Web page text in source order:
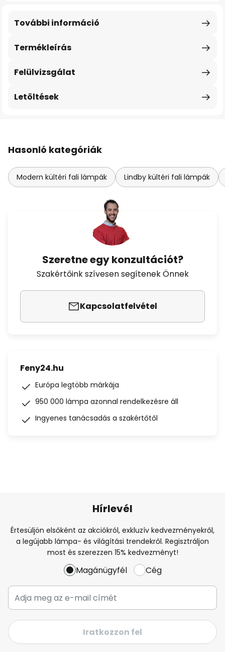
Termékleírás
További információ
Felülvizsgálat
Letöltések
Hasonló kategóriák
Modern kültéri fali lámpák Lindby kültéri fali lámpák
Szeretne egy konzultációt?
Szakértőink szívesen segítenek Önnek
Kapcsolatfelvétel
Feny24.hu
Európa legtöbb márkája
950 000 lámpa azonnal rendelkezésre áll
Ingyenes tanácsadás a szakértőtől
Hírlevél
Értesüljön elsőként az akciókról, exkluzív kedvezményekről,
a legújabb lámpa- és világítási trendekről. Regisztráljon
most és szerezzen 15% kedvezményt!
Magánügyfél Cég
Iratkozzon fel